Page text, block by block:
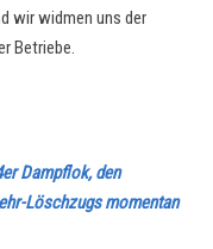
wir widmen uns der
Betriebe.
Dampflok, den
Löschzugs momentan